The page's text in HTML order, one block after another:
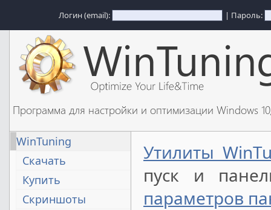
Логин (email): | Пароль:
Программа для настройки и оптимизации Windows
WinTuning
Скачать
Купить
Скриншоты
Утилиты
пуск и
параметров